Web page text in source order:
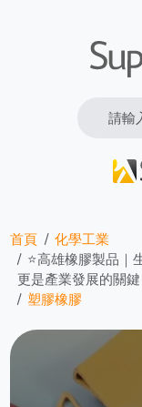
Search
首頁
化學工業
⭐高雄橡膠製品｜
更是產業發展的關鍵
塑膠橡膠